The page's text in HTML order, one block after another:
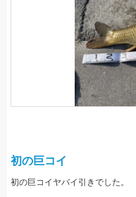
初の巨コイ
初の巨コイヤバイ引きでした。